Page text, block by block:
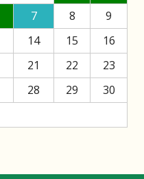
7 8
9
14 15
16
21 22
23
28 29
30